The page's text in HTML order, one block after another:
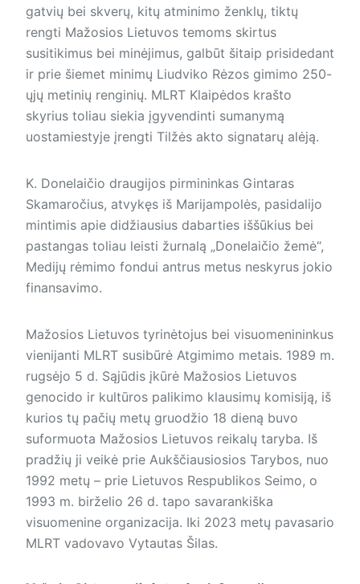
gatvių bei skverų, kitų atminimo ženklų, tiktų
rengti Mažosios Lietuvos temoms skirtus
susitikimus bei minėjimus, galbūt šitaip prisidedant
ir prie šiemet minimų Liudviko Rėzos gimimo 250-
ųjų metinių renginių. MLRT Klaipėdos krašto
skyrius toliau siekia įgyvendinti sumanymą
uostamiestyje įrengti Tilžės akto signatarų alėją.
K. Donelaičio draugijos pirmininkas Gintaras
Skamaročius, atvykęs iš Marijampolės, pasidalijo
mintimis apie didžiausius dabarties iššūkius bei
pastangas toliau leisti žurnalą „Donelaičio žemė“,
Medijų rėmimo fondui antrus metus neskyrus jokio
finansavimo.
Mažosios Lietuvos tyrinėtojus bei visuomenininkus
vienijanti MLRT susibūrė Atgimimo metais. 1989 m.
rugsėjo 5 d. Sąjūdis įkūrė Mažosios Lietuvos
genocido ir kultūros palikimo klausimų komisiją, iš
kurios tų pačių metų gruodžio 18 dieną buvo
suformuota Mažosios Lietuvos reikalų taryba. Iš
pradžių ji veikė prie Aukščiausiosios Tarybos, nuo
1992 metų – prie Lietuvos Respublikos Seimo, o
1993 m. birželio 26 d. tapo savarankiška
visuomenine organizacija. Iki 2023 metų pavasario
MLRT vadovavo Vytautas Šilas.